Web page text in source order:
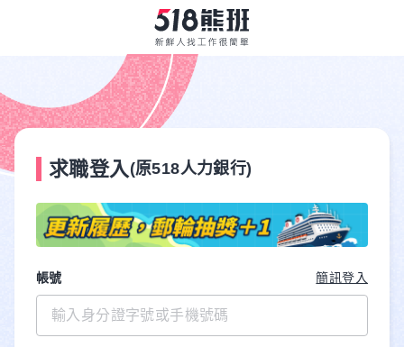
求職登入 (原518人力銀行)
帳號 簡訊登入